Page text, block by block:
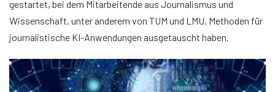
gestartet, bei dem Mitarbeitende aus Journalismus und
Wissenschaft, unter anderem von TUM und LMU, Methoden für
journalistische KI-Anwendungen ausgetauscht haben.